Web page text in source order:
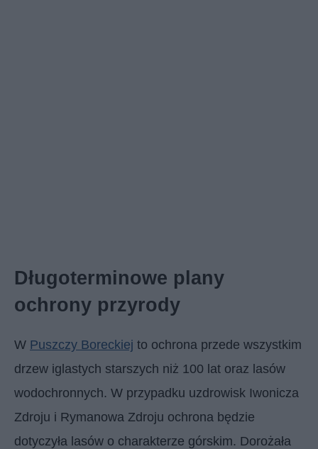
Długoterminowe plany
ochrony przyrody
W Puszczy Boreckiej to ochrona przede wszystkim
drzew iglastych starszych niż 100 lat oraz lasów
wodochronnych. W przypadku uzdrowisk Iwonicza
Zdroju i Rymanowa Zdroju ochrona będzie
dotyczyła lasów o charakterze górskim. Dorożała